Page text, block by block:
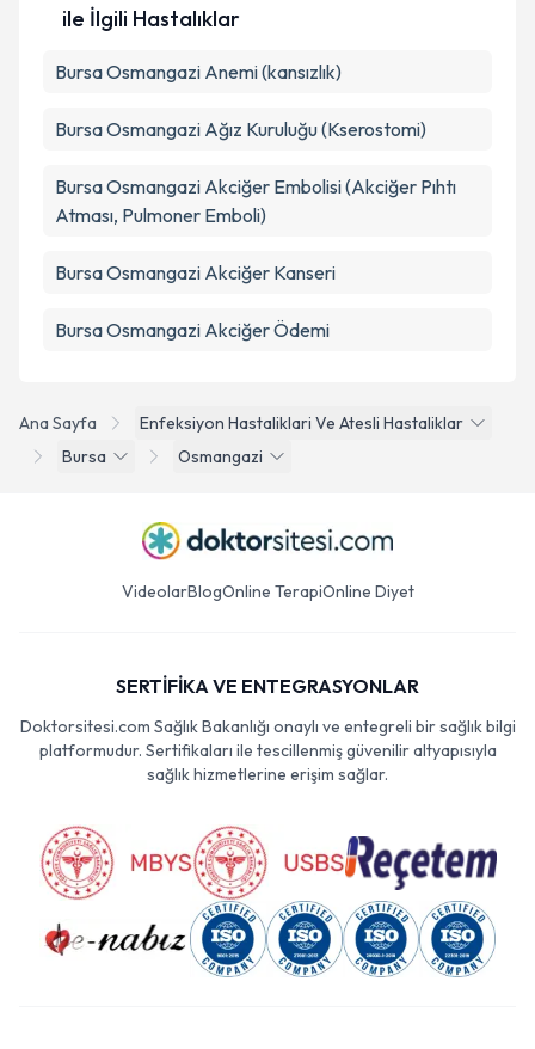
Ana Sayfa
Enfeksiyon Hastaliklari Ve Atesli Hastaliklar
Bursa
Osmangazi
ile İlgili Hastalıklar
Bursa Osmangazi Anemi (kansızlık)
Bursa Osmangazi Ağız Kuruluğu (Kserostomi)
Bursa Osmangazi Akciğer Embolisi (Akciğer Pıhtı
Atması, Pulmoner Emboli)
Bursa Osmangazi Akciğer Kanseri
Bursa Osmangazi Akciğer Ödemi
VideolarBlogOnline TerapiOnline Diyet
SERTİFİKA VE ENTEGRASYONLAR
Doktorsitesi.com Sağlık Bakanlığı onaylı ve entegreli bir sağlık bilgi
platformudur. Sertifikaları ile tescillenmiş güvenilir altyapısıyla
sağlık hizmetlerine erişim sağlar.